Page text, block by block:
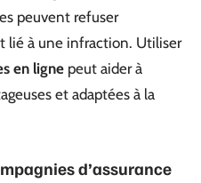
peuvent refuser
lié à une infraction. Utiliser
en ligne peut aider à
et adaptées à la
d’assurance